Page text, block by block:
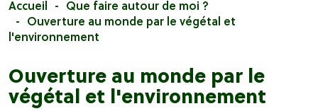
Accueil
Que faire autour de moi ?
Ouverture au monde par le végétal et
l'environnement
Ouverture au monde par le
végétal et l'environnement